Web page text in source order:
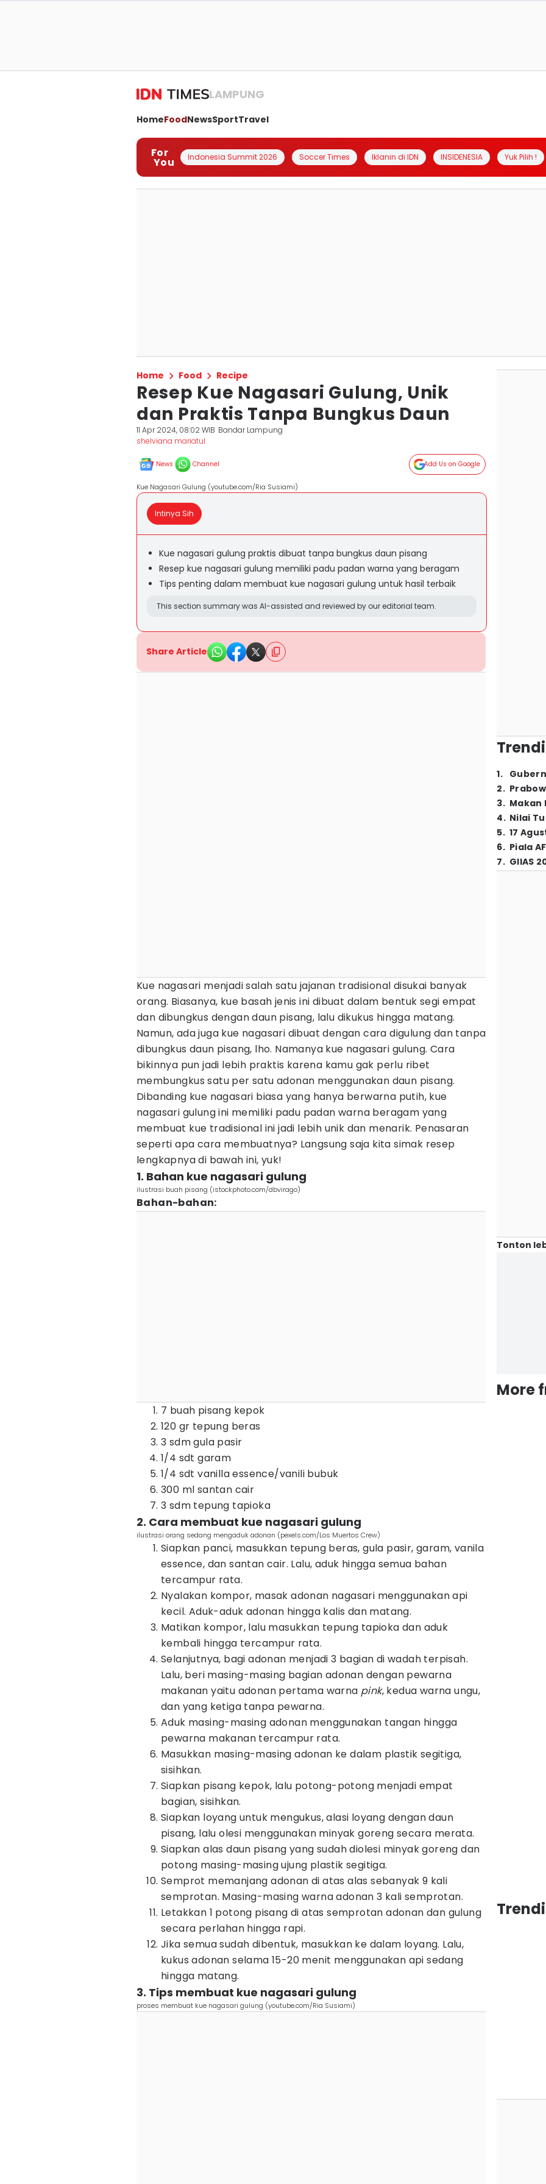
LAMPUNG
HomeFoodNewsSportTravel
For
You Indonesia Summit 2026 Soccer Times Iklanin di IDN INSIDENESIA Yuk Pilih !
Home Food Recipe
Resep Kue Nagasari Gulung, Unik
dan Praktis Tanpa Bungkus Daun
11 Apr 2024, 08:02 WIB Bandar Lampung
shelviana mariatul
News Channel Add Us on Google
Kue Nagasari Gulung (youtube.com/Ria Susiami)
Intinya Sih
Kue nagasari gulung praktis dibuat tanpa bungkus daun pisang
Resep kue nagasari gulung memiliki padu padan warna yang beragam
Tips penting dalam membuat kue nagasari gulung untuk hasil terbaik
This section summary was AI-assisted and reviewed by our editorial team.
Share Article
Kue nagasari menjadi salah satu jajanan tradisional disukai banyak
orang. Biasanya, kue basah jenis ini dibuat dalam bentuk segi empat
dan dibungkus dengan daun pisang, lalu dikukus hingga matang.
Namun, ada juga kue nagasari dibuat dengan cara digulung dan tanpa
dibungkus daun pisang, lho. Namanya kue nagasari gulung. Cara
bikinnya pun jadi lebih praktis karena kamu gak perlu ribet
membungkus satu per satu adonan menggunakan daun pisang.
Dibanding kue nagasari biasa yang hanya berwarna putih, kue
nagasari gulung ini memiliki padu padan warna beragam yang
membuat kue tradisional ini jadi lebih unik dan menarik. Penasaran
seperti apa cara membuatnya? Langsung saja kita simak resep
lengkapnya di bawah ini, yuk!
1. Bahan kue nagasari gulung
ilustrasi buah pisang (istockphoto.com/dbvirago)
Bahan-bahan:
7 buah pisang kepok
120 gr tepung beras
3 sdm gula pasir
1/4 sdt garam
1/4 sdt vanilla essence/vanili bubuk
300 ml santan cair
3 sdm tepung tapioka
2. Cara membuat kue nagasari gulung
ilustrasi orang sedang mengaduk adonan (pexels.com/Los Muertos Crew)
Siapkan panci, masukkan tepung beras, gula pasir, garam, vanila
essence, dan santan cair. Lalu, aduk hingga semua bahan
tercampur rata.
Nyalakan kompor, masak adonan nagasari menggunakan api
kecil. Aduk-aduk adonan hingga kalis dan matang.
Matikan kompor, lalu masukkan tepung tapioka dan aduk
kembali hingga tercampur rata.
Selanjutnya, bagi adonan menjadi 3 bagian di wadah terpisah.
Lalu, beri masing-masing bagian adonan dengan pewarna
makanan yaitu adonan pertama warna pink, kedua warna ungu,
dan yang ketiga tanpa pewarna.
Aduk masing-masing adonan menggunakan tangan hingga
pewarna makanan tercampur rata.
Masukkan masing-masing adonan ke dalam plastik segitiga,
sisihkan.
Siapkan pisang kepok, lalu potong-potong menjadi empat
bagian, sisihkan.
Siapkan loyang untuk mengukus, alasi loyang dengan daun
pisang, lalu olesi menggunakan minyak goreng secara merata.
Siapkan alas daun pisang yang sudah diolesi minyak goreng dan
potong masing-masing ujung plastik segitiga.
Semprot memanjang adonan di atas alas sebanyak 9 kali
semprotan. Masing-masing warna adonan 3 kali semprotan.
Letakkan 1 potong pisang di atas semprotan adonan dan gulung
secara perlahan hingga rapi.
Jika semua sudah dibentuk, masukkan ke dalam loyang. Lalu,
kukus adonan selama 15-20 menit menggunakan api sedang
hingga matang.
3. Tips membuat kue nagasari gulung
proses membuat kue nagasari gulung (youtube.com/Ria Susiami)
1.
2.
3. Makan
4. Nilai
5. 17
6. Piala
7. GIIAS
Tonton
More